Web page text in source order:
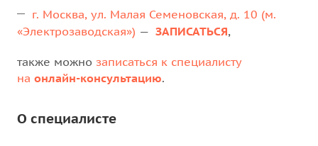
г. Москва, ул. Малая Семеновская, д. 10 (м.
«Электрозаводская») — ЗАПИСАТЬСЯ,
также можно записаться к специалисту
на онлайн-консультацию.
О специалисте